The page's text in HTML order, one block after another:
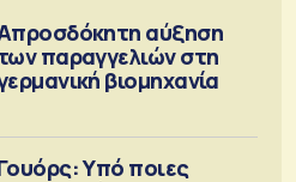
αύξηση
παραγγελιών στη
βιομηχανία
Υπό ποιες